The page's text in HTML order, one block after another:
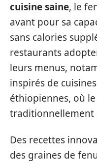
cuisine saine, le
avant pour sa
sans calories
restaurants
leurs menus,
inspirés de
éthiopiennes, où
traditionnellement
Des recettes
des graines de